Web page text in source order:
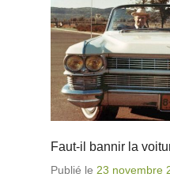
Faut-il bannir la
Publié le 23 novembre